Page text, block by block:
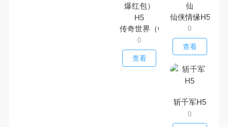
传奇世界（GM打怪爆红包）H5
0
查看
仙侠情缘H5-挂
0
查看
斩千军H5
0